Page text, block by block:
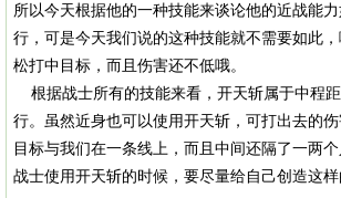
所以今天根据他的一种技能来谈论他的近战能
行，可是今天我们说的这种技能就不需要如此
松打中目标，而且伤害还不低哦。
根据战士所有的技能来看，开天斩属于中程
行。虽然近身也可以使用开天斩，可打出去的
目标与我们在一条线上，而且中间还隔了一两
战士使用开天斩的时候，要尽量给自己创造这样